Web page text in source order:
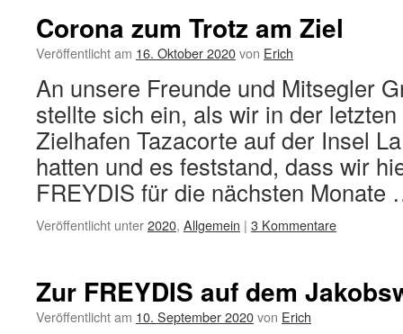
Corona zum Trotz am Ziel
Veröffentlicht am 16. Oktober 2020von Erich
An unsere Freunde und Mitsegler
stellte sich ein, als wir in der
Zielhafen Tazacorte auf der Insel
hatten und es feststand, dass wir
FREYDIS für die nächsten
Veröffentlicht unter2020, Allgemein | 3 Kommentare
Zur FREYDIS auf dem
Veröffentlicht am 10. September 2020von Erich